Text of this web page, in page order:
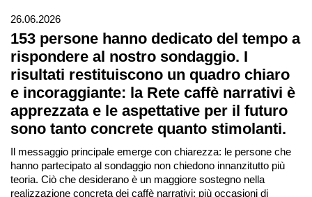
26.06.2026
153 persone hanno dedicato del tempo a
rispondere al nostro sondaggio. I
risultati restituiscono un quadro chiaro
e incoraggiante: la Rete caffè narrativi è
apprezzata e le aspettative per il futuro
sono tanto concrete quanto stimolanti.
Il messaggio principale emerge con chiarezza: le persone che
hanno partecipato al sondaggio non chiedono innanzitutto più
teoria. Ciò che desiderano è un maggiore sostegno nella
realizzazione concreta dei caffè narrativi: più occasioni di